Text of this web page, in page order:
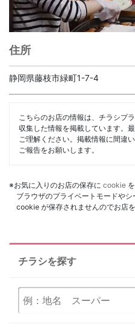
住所
静岡県藤枝市緑町1-7-4
こちらのお店の情報は、チラシプ
収集した情報を掲載しています。
ご理解ください。掲載情報に間違
ご報告をお願いします。
※お気に入りのお店の保存に cookie
ブラウザのプライベートモードや
cookie が保存されませんのでお店
チラシを探す